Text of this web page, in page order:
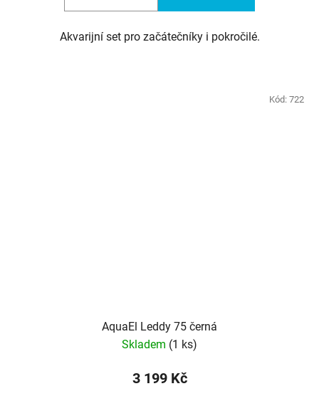
Akvarijní set pro začátečníky i pokročilé.
AquaEl Leddy 75 černá
Skladem (1 ks)
3 199 Kč
Kód: 722